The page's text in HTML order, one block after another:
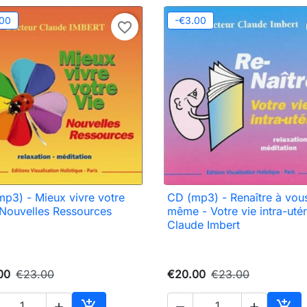
favorite_border
 Quick view
- Mieux vivre votre
Ressources
€23.00
-€3.00
 Quick view
CD (mp3) - Renaître à
même - Votre vie intra-
Claude Imbert
€20.00 €23.00